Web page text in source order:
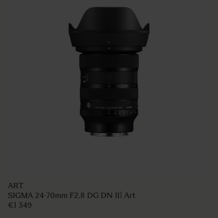
ART
SIGMA 24-70mm F2.8 DG DN II| Art
€1 349